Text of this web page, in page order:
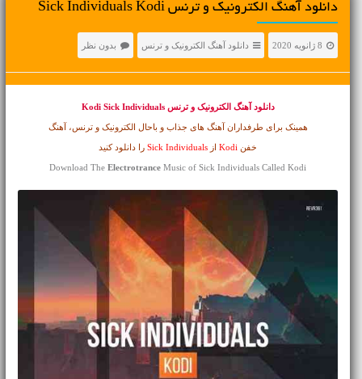
دانلود آهنگ الکترونیک و ترنس Sick Individuals Kodi
8 ژانویه 2020 دانلود آهنگ الکترونیک و ترنس بدون نظر
دانلود آهنگ الکترونیک و ترنس Kodi Sick Individuals
همینک برای طرفداران آهنگ های جذاب و باحال الکترونیک و ترنس، آهنگ
خفن Kodiاز Sick Individualsرا دانلود کنید
Download TheElectrotranceMusic of Sick Individuals Called Kodi